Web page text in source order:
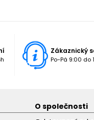
Zákaznický
Po-Pá 9:00 do
O společnosti